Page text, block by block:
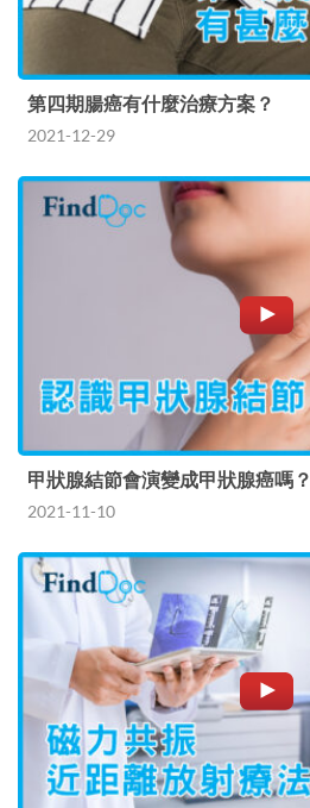
第四期腸癌有什麼治療方案？
2021-12-29
甲狀腺結節會演變成甲狀腺癌嗎？
2021-11-10